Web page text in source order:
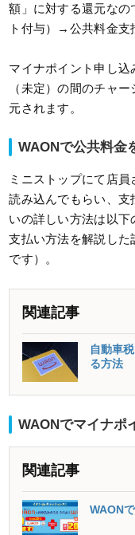
額」に対する還元なの
ト付与）→公共料金支
マイナポイント申し
（未定）の間のチャ
元されます。
WAONで公共料金
ミニストップにて店
読み込んでもらい、
いの詳しい方法は以
支払い方法を解説した
です）。
関連記事
自動車
る方法
WAONでマイナポ
関連記事
WAON